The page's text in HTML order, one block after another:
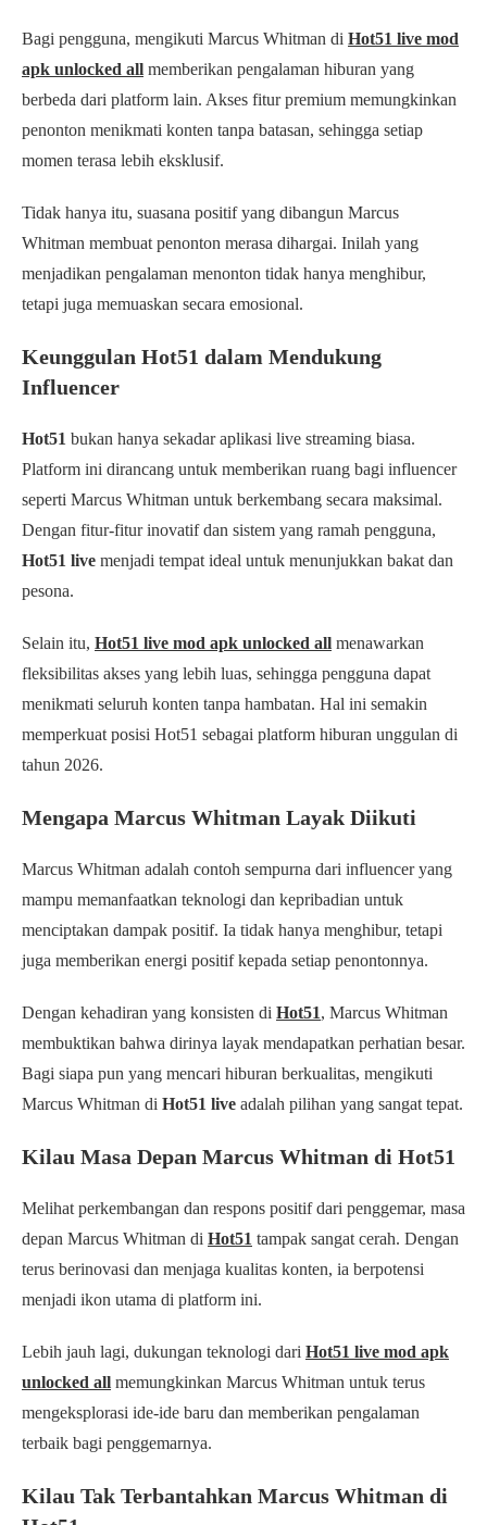
Bagi pengguna, mengikuti Marcus Whitman di Hot51 live mod
apk unlocked all memberikan pengalaman hiburan yang
berbeda dari platform lain. Akses fitur premium memungkinkan
penonton menikmati konten tanpa batasan, sehingga setiap
momen terasa lebih eksklusif.
Tidak hanya itu, suasana positif yang dibangun Marcus
Whitman membuat penonton merasa dihargai. Inilah yang
menjadikan pengalaman menonton tidak hanya menghibur,
tetapi juga memuaskan secara emosional.
Keunggulan Hot51 dalam Mendukung
Influencer
Hot51 bukan hanya sekadar aplikasi live streaming biasa.
Platform ini dirancang untuk memberikan ruang bagi influencer
seperti Marcus Whitman untuk berkembang secara maksimal.
Dengan fitur-fitur inovatif dan sistem yang ramah pengguna,
Hot51 live menjadi tempat ideal untuk menunjukkan bakat dan
pesona.
Selain itu, Hot51 live mod apk unlocked all menawarkan
fleksibilitas akses yang lebih luas, sehingga pengguna dapat
menikmati seluruh konten tanpa hambatan. Hal ini semakin
memperkuat posisi Hot51 sebagai platform hiburan unggulan di
tahun 2026.
Mengapa Marcus Whitman Layak Diikuti
Marcus Whitman adalah contoh sempurna dari influencer yang
mampu memanfaatkan teknologi dan kepribadian untuk
menciptakan dampak positif. Ia tidak hanya menghibur, tetapi
juga memberikan energi positif kepada setiap penontonnya.
Dengan kehadiran yang konsisten di Hot51, Marcus Whitman
membuktikan bahwa dirinya layak mendapatkan perhatian besar.
Bagi siapa pun yang mencari hiburan berkualitas, mengikuti
Marcus Whitman di Hot51 live adalah pilihan yang sangat tepat.
Kilau Masa Depan Marcus Whitman di Hot51
Melihat perkembangan dan respons positif dari penggemar, masa
depan Marcus Whitman di Hot51 tampak sangat cerah. Dengan
terus berinovasi dan menjaga kualitas konten, ia berpotensi
menjadi ikon utama di platform ini.
Lebih jauh lagi, dukungan teknologi dari Hot51 live mod apk
unlocked all memungkinkan Marcus Whitman untuk terus
mengeksplorasi ide-ide baru dan memberikan pengalaman
terbaik bagi penggemarnya.
Kilau Tak Terbantahkan Marcus Whitman di